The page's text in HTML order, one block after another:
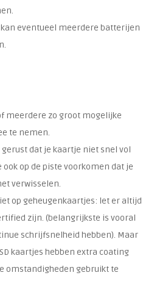
eventueel meerdere batterijen
meerdere zo groot mogelijke
te nemen.
dat je kaartje niet snel vol
ook op de piste voorkomen dat je
verwisselen.
op geheugenkaartjes: let er altijd
zijn. (belangrijkste is vooral
schrijfsnelheid hebben). Maar
kaartjes hebben extra coating
omstandigheden gebruikt te